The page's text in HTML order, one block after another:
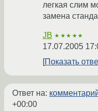
легкая слим
замена
JB ★★★★★
17.07.2005
Показать
Ответ на:
+00:00